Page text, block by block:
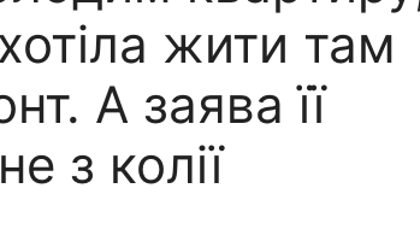
жити там
А заява її
з колії